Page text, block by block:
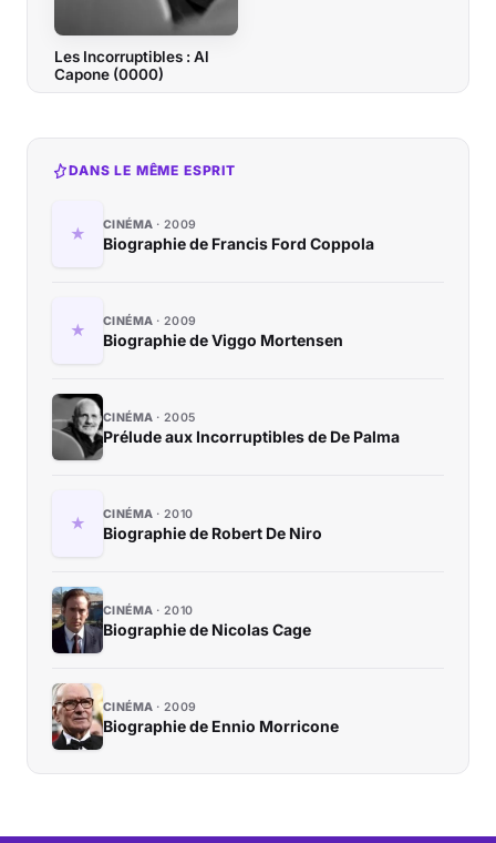
Les Incorruptibles : Al
Capone (0000)
DANS LE MÊME ESPRIT
CINÉMA 2009
Biographie de Francis Ford Coppola
CINÉMA 2009
Biographie de Viggo Mortensen
CINÉMA 2005
Prélude aux Incorruptibles de De Palma
CINÉMA 2010
Biographie de Robert De Niro
CINÉMA 2010
Biographie de Nicolas Cage
CINÉMA 2009
Biographie de Ennio Morricone